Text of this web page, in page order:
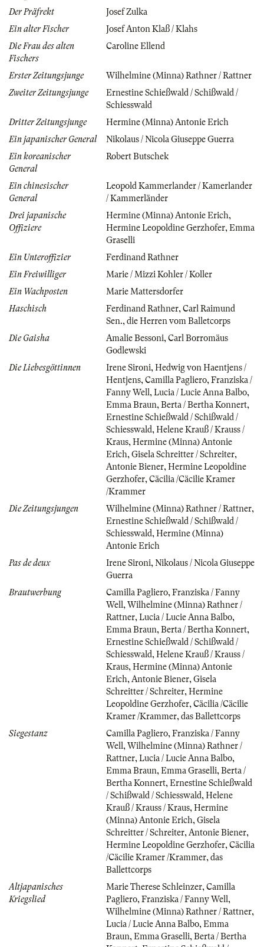
Der Präfrekt
Josef Zulka
Ein alter Fischer
Josef Anton Klaß / Klahs
Die Frau des alten
Fischers
Caroline Ellend
Erster Zeitungsjunge
Wilhelmine (Minna) Rathner / Rattner
Zweiter Zeitungsjunge
Ernestine Schießwald / Schißwald /
Schiesswald
Dritter Zeitungsjunge
Hermine (Minna) Antonie Erich
Ein japanischer General
Nikolaus / Nicola Giuseppe Guerra
Ein koreanischer
General
Robert Butschek
Ein chinesischer
General
Leopold Kammerlander / Kamerlander
/ Kammerländer
Drei japanische
Offiziere
Hermine (Minna) Antonie Erich,
Hermine Leopoldine Gerzhofer, Emma
Graselli
Ein Unteroffizier
Ferdinand Rathner
Ein Freiwilliger
Marie / Mizzi Kohler / Koller
Ein Wachposten
Marie Mattersdorfer
Haschisch
Ferdinand Rathner, Carl Raimund
Sen., die Herren vom Balletcorps
Die Gaisha
Amalie Bessoni, Carl Borromäus
Godlewski
Die Liebesgöttinnen
Irene Sironi, Hedwig von Haentjens /
Hentjens, Camilla Pagliero, Franziska /
Fanny Well , Lucia / Lucie Anna Balbo,
Emma Braun, Berta / Bertha Konnert,
Ernestine Schießwald / Schißwald /
Schiesswald, Helene Krauß / Krauss /
Kraus, Hermine (Minna) Antonie
Erich, Gisela Schreitter / Schreiter,
Antonie Biener, Hermine Leopoldine
Gerzhofer, Cäcilia /Cäcilie Kramer
/Krammer
Die Zeitungsjungen
Wilhelmine (Minna) Rathner / Rattner,
Ernestine Schießwald / Schißwald /
Schiesswald, Hermine (Minna)
Antonie Erich
Pas de deux
Irene Sironi, Nikolaus / Nicola Giuseppe
Guerra
Brautwerbung
Camilla Pagliero, Franziska / Fanny
Well , Wilhelmine (Minna) Rathner /
Rattner, Lucia / Lucie Anna Balbo,
Emma Braun, Berta / Bertha Konnert,
Ernestine Schießwald / Schißwald /
Schiesswald, Helene Krauß / Krauss /
Kraus, Hermine (Minna) Antonie
Erich, Antonie Biener, Gisela
Schreitter / Schreiter, Hermine
Leopoldine Gerzhofer, Cäcilia /Cäcilie
Kramer /Krammer, das Ballettcorps
Siegestanz
Camilla Pagliero, Franziska / Fanny
Well , Wilhelmine (Minna) Rathner /
Rattner, Lucia / Lucie Anna Balbo,
Emma Braun, Emma Graselli, Berta /
Bertha Konnert, Ernestine Schießwald
/ Schißwald / Schiesswald, Helene
Krauß / Krauss / Kraus, Hermine
(Minna) Antonie Erich, Gisela
Schreitter / Schreiter, Antonie Biener,
Hermine Leopoldine Gerzhofer, Cäcilia
/Cäcilie Kramer /Krammer, das
Ballettcorps
Altjapanisches
Kriegslied
Marie Therese Schleinzer, Camilla
Pagliero, Franziska / Fanny Well ,
Wilhelmine (Minna) Rathner / Rattner,
Lucia / Lucie Anna Balbo, Emma
Braun, Emma Graselli, Berta / Bertha